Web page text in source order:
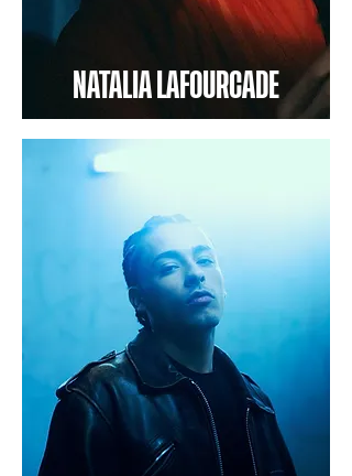
NATALIA LAFOURCADE